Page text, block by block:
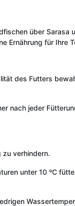
über Sarasa
Ernährung für Ihre
des Futters
nach jeder
zu verhindern.
unter 10 ºC